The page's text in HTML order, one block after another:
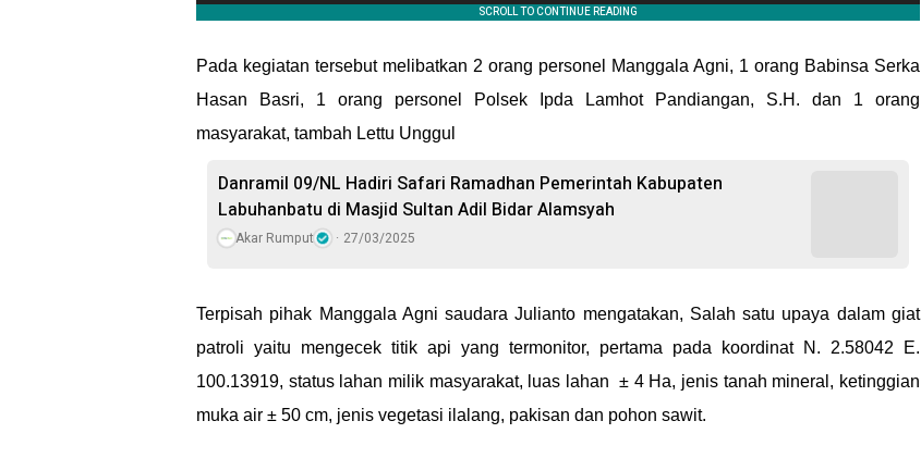
Pada kegiatan tersebut melibatkan 2 orang personel Manggala Agni, 1 orang Babinsa Serka
Hasan Basri, 1 orang personel Polsek Ipda Lamhot Pandiangan, S.H. dan 1 orang
masyarakat, tambah Lettu Unggul
Danramil 09/NL Hadiri Safari Ramadhan Pemerintah Kabupaten
Labuhanbatu di Masjid Sultan Adil Bidar Alamsyah
Akar Rumput 27/03/2025
Terpisah pihak Manggala Agni saudara Julianto mengatakan, Salah satu upaya dalam giat
patroli yaitu mengecek titik api yang termonitor, pertama pada koordinat N. 2.58042 E.
100.13919, status lahan milik masyarakat, luas lahan ± 4 Ha, jenis tanah mineral, ketinggian
muka air ± 50 cm, jenis vegetasi ilalang, pakisan dan pohon sawit.